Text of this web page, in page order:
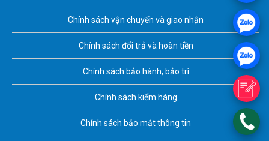
Chính sách vận chuyển và giao nhận
Chính sách đổi trả và hoàn tiền
Chính sách bảo hành, bảo trì
Chính sách kiểm hàng
Chính sách bảo mật thông tin